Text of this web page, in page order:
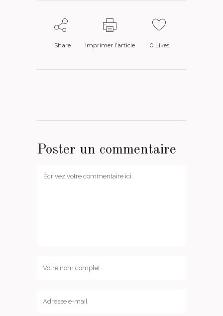
Share Imprimer l’article 0 Likes
Poster un commentaire